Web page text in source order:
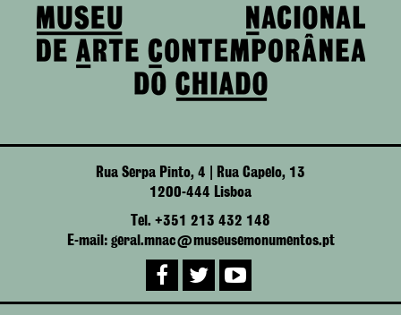
Rua Serpa Pinto, 4 | Rua Capelo, 13
1200-444 Lisboa
Tel. +351 213 432 148
E-mail: geral.mnac@museusemonumentos.pt